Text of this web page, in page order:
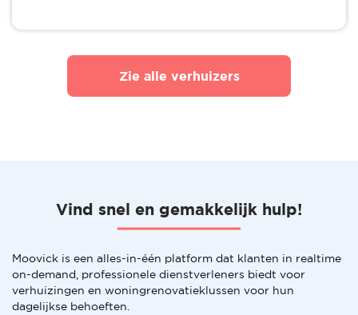
Zie alle verhuizers
Vind snel en gemakkelijk hulp!
Moovick is een alles-in-één platform dat klanten in realtime
on-demand, professionele dienstverleners biedt voor
verhuizingen en woningrenovatieklussen voor hun
dagelijkse behoeften.